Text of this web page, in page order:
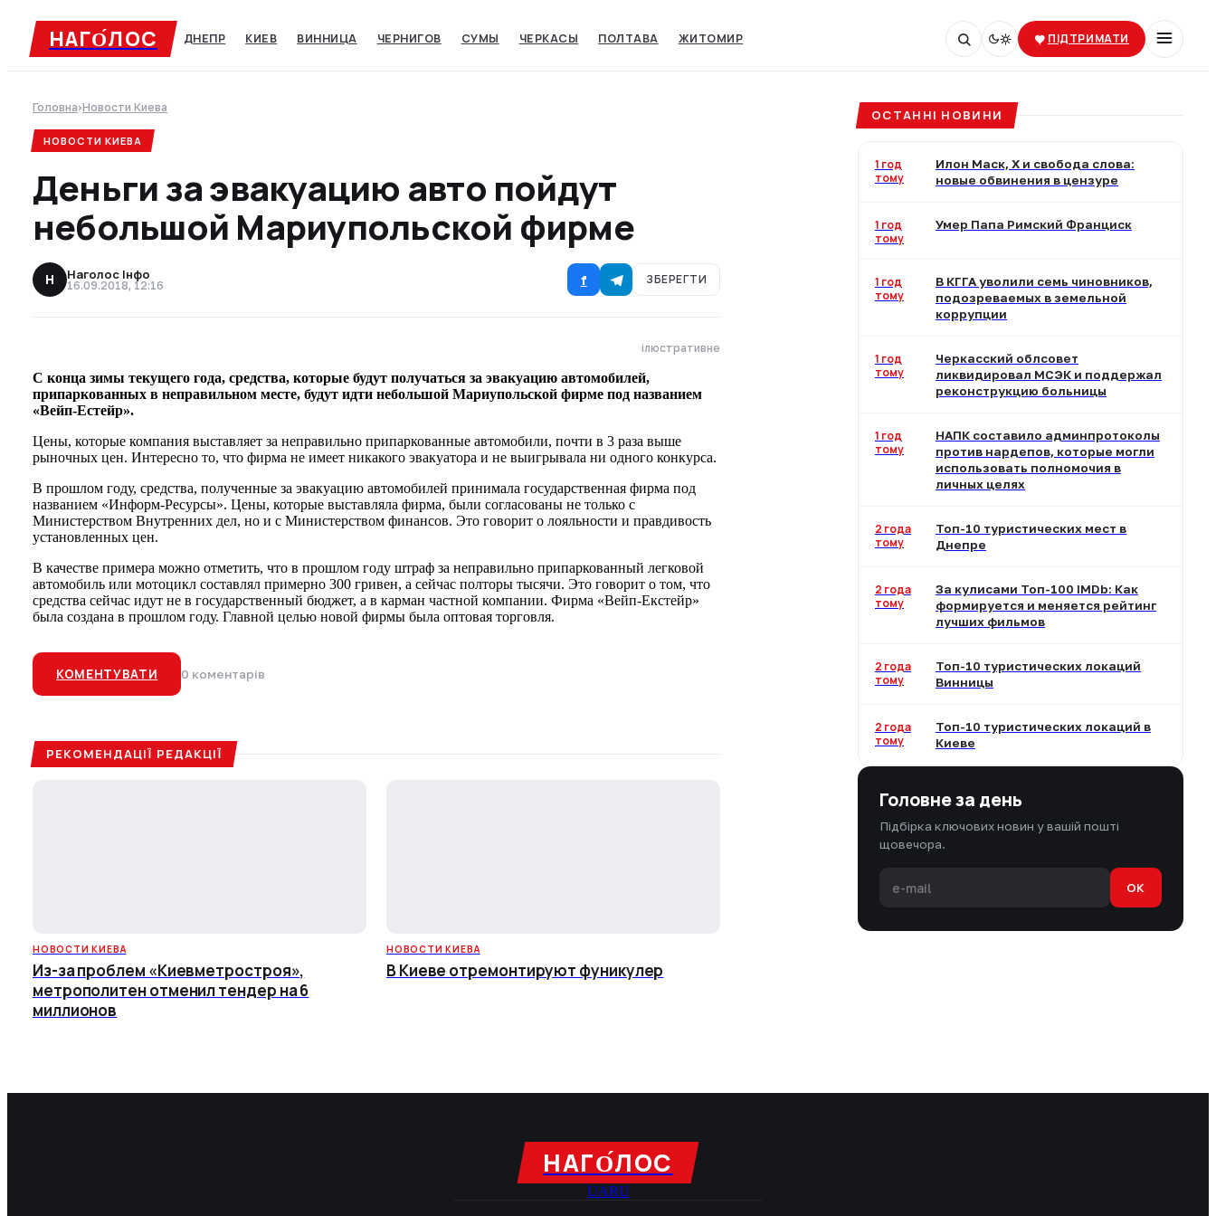
НАГО́ЛОC ДНЕПР КИЕВ ВИННИЦА ЧЕРНИГОВ СУМЫ‎ ЧЕРКАСЫ‎ ПОЛТАВА ЖИТОМИР ПІДТРИМАТИ
Головна›Новости Киева
НОВОСТИ КИЕВА
Деньги за эвакуацию авто пойдут
небольшой Мариупольской фирме
Н Наголос Інфо
16.09.2018, 12:16 f ЗБЕРЕГТИ
ілюстративне
С конца зимы текущего года, средства, которые будут получаться за эвакуацию автомобилей,
припаркованных в неправильном месте, будут идти небольшой Мариупольской фирме под названием
«Вейп-Естейр».
Цены, которые компания выставляет за неправильно припаркованные автомобили, почти в 3 раза выше
рыночных цен. Интересно то, что фирма не имеет никакого эвакуатора и не выигрывала ни одного конкурса.
В прошлом году, средства, полученные за эвакуацию автомобилей принимала государственная фирма под
названием «Информ-Ресурсы». Цены, которые выставляла фирма, были согласованы не только с
Министерством Внутренних дел, но и с Министерством финансов. Это говорит о лояльности и правдивость
установленных цен.
В качестве примера можно отметить, что в прошлом году штраф за неправильно припаркованный легковой
автомобиль или мотоцикл составлял примерно 300 гривен, а сейчас полторы тысячи. Это говорит о том, что
средства сейчас идут не в государственный бюджет, а в карман частной компании. Фирма «Вейп-Екстейр»
была создана в прошлом году. Главной целью новой фирмы была оптовая торговля.
КОМЕНТУВАТИ 0 коментарів
РЕКОМЕНДАЦІЇ РЕДАКЦІЇ
НОВОСТИ КИЕВА
Из-за проблем «Киевметростроя»,
метрополитен отменил тендер на 6
миллионов
НОВОСТИ КИЕВА
В Киеве отремонтируют фуникулер
ОСТАННІ НОВИНИ
1 год
тому
Илон Маск, X и свобода слова:
новые обвинения в цензуре
1 год
тому
Умер Папа Римский Франциск
1 год
тому
В КГГА уволили семь чиновников,
подозреваемых в земельной
коррупции
1 год
тому
Черкасский облсовет
ликвидировал МСЭК и поддержал
реконструкцию больницы
1 год
тому
НАПК составило админпротоколы
против нардепов, которые могли
использовать полномочия в
личных целях
2 года
тому
Топ-10 туристических мест в
Днепре
2 года
тому
За кулисами Топ-100 IMDb: Как
формируется и меняется рейтинг
лучших фильмов
2 года
тому
Топ-10 туристических локаций
Винницы
2 года
тому
Топ-10 туристических локаций в
Киеве
Головне за день
Підбірка ключових новин у вашій пошті
щовечора.
OK
НАГО́ЛОC
UARU